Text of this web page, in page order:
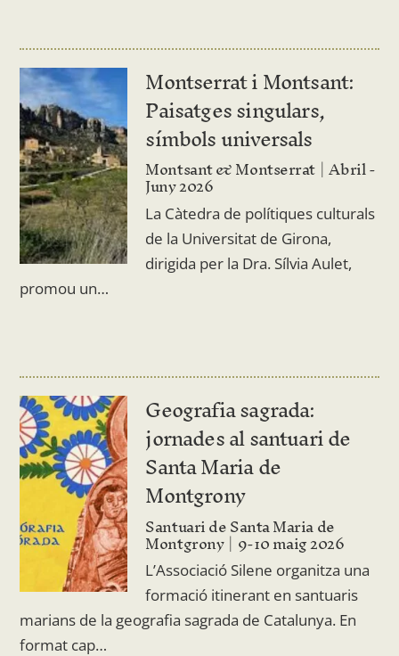
Montserrat i Montsant:
Paisatges singulars,
símbols universals
Montsant & Montserrat Abril -
Juny 2026
La Càtedra de polítiques culturals
de la Universitat de Girona,
dirigida per la Dra. Sílvia Aulet,
promou un…
Geografia sagrada:
jornades al santuari de
Santa Maria de
Montgrony
Santuari de Santa Maria de
Montgrony 9-10 maig 2026
L’Associació Silene organitza una
formació itinerant en santuaris
marians de la geografia sagrada de Catalunya. En
format cap…